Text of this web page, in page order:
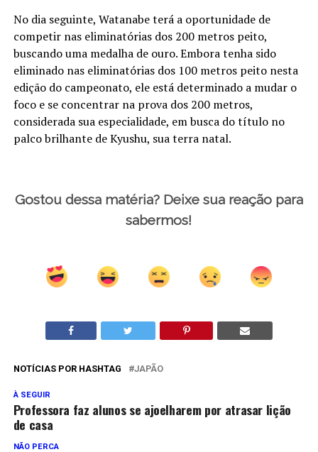
No dia seguinte, Watanabe terá a oportunidade de
competir nas eliminatórias dos 200 metros peito,
buscando uma medalha de ouro. Embora tenha sido
eliminado nas eliminatórias dos 100 metros peito nesta
edição do campeonato, ele está determinado a mudar o
foco e se concentrar na prova dos 200 metros,
considerada sua especialidade, em busca do título no
palco brilhante de Kyushu, sua terra natal.
Gostou dessa matéria? Deixe sua reação para
sabermos!
NOTÍCIAS POR HASHTAG JAPÃO
À SEGUIR
Professora faz alunos se ajoelharem por atrasar lição
de casa
NÃO PERCA